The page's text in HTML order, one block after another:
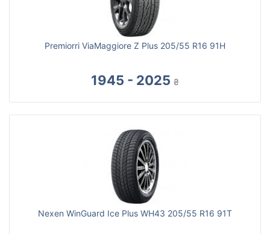
Premiorri ViaMaggiore Z Plus 205/55 R16 91H
1945 - 2025 ₴
Nexen WinGuard Ice Plus WH43 205/55 R16 91T